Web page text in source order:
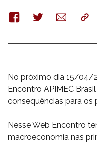
FacebookTwitterE-
mail
Copy
No próximo dia 15/04/
Encontro APIMEC
consequências para os
Nesse Web Encontro
macroeconomia nas